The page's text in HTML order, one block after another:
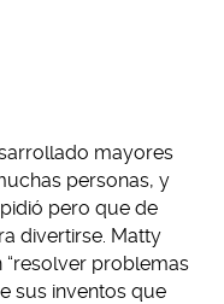
mayores
personas, y
pero que de
divertirse. Matty
“resolver problemas
sus inventos que